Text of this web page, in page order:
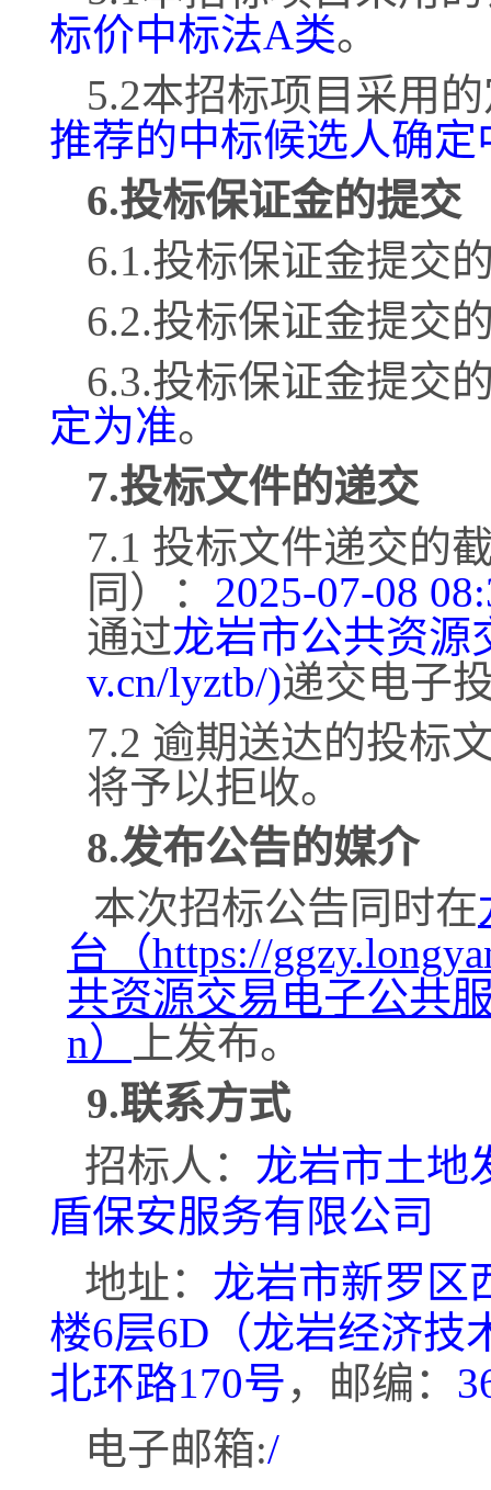
标价中标法A类。
5.2本招标项目采用
推荐的中标候选人确定
6.投标保证金的提交
6.1.投标保证金提交
6.2.投标保证金提交
6.3.投标保证金提交
定为准。
7.投标文件的递交
7.1 投标文件递交的
同）： 2025-07-08
通过龙岩市公共资源
v.cn/lyztb/)递交电子
7.2 逾期送达的投标
将予以拒收。
8.发布公告的媒介
本次招标公告同时在
台（https://
共资源交易电子公共
n）
上发布。
9.联系方式
招标人： 龙岩市土地
盾保安服务有限公司
地址： 龙岩市新罗区
楼6层6D（龙岩经济技
北环路170号，邮编：
电子邮箱:/